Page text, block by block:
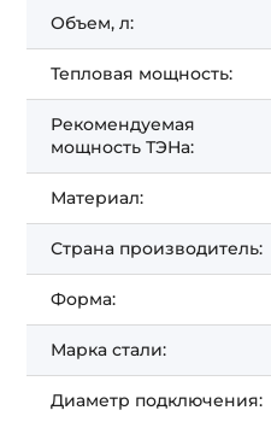
Объем, л:
Тепловая мощность:
Рекомендуемая
мощность ТЭНа:
Материал:
Страна производитель:
Форма:
Марка стали:
Диаметр подключения: